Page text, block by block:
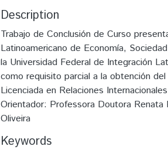
Description
Trabajo de Conclusión de Curso
Latinoamericano de Economía,
la Universidad Federal de Integración
como requisito parcial a la obtención
Licenciada en Relaciones
Orientador: Professora Doutora Renata
Oliveira
Keywords